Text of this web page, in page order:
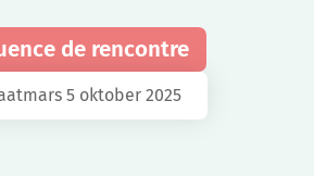
de rencontre
5 oktober 2025